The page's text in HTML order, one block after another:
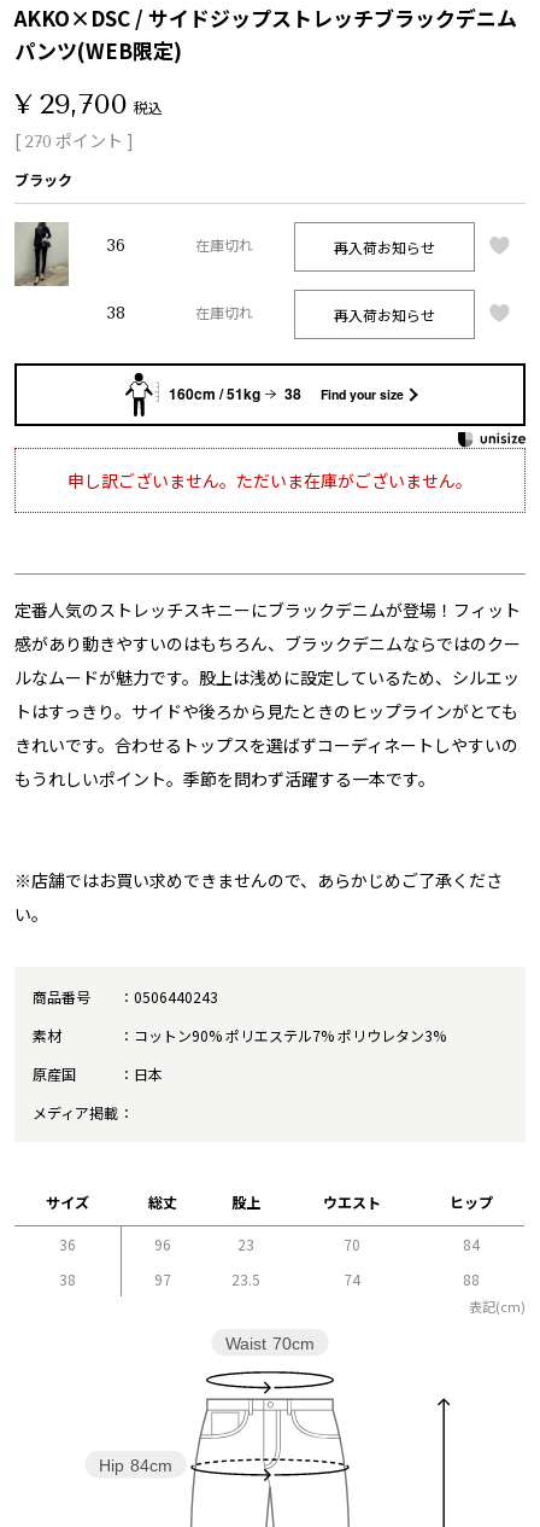
AKKO×DSC / サイドジップストレッチブラックデニム
パンツ(WEB限定)
¥ 29,700 税込
[ 270 ポイント ]
ブラック
36 在庫切れ 再入荷お知らせ
38 在庫切れ 再入荷お知らせ
160cm / 51kg 38 Find your size
申し訳ございません。ただいま在庫がございません。
定番人気のストレッチスキニーにブラックデニムが登場！フィット
感があり動きやすいのはもちろん、ブラックデニムならではのクー
ルなムードが魅力です。股上は浅めに設定しているため、シルエッ
トはすっきり。サイドや後ろから見たときのヒップラインがとても
きれいです。合わせるトップスを選ばずコーディネートしやすいの
もうれしいポイント。季節を問わず活躍する一本です。
※店舗ではお買い求めできませんので、あらかじめご了承くださ
い。
商品番号
0506440243
素材
コットン90% ポリエステル7% ポリウレタン3%
原産国
日本
メディア掲載
サイズ 総丈 股上 ウエスト ヒップ
36 96 23 70
84
38
97 23.5 74 88
表記(cm)
Hip 84cm
Waist 70cm